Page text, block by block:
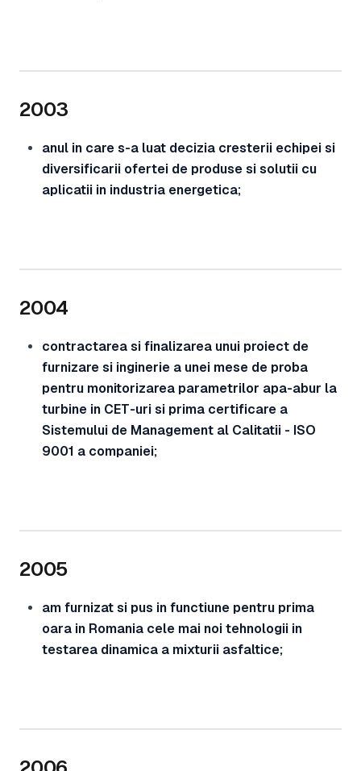
2003
anul in care s-a luat decizia cresterii echipei si
diversificarii ofertei de produse si solutii cu
aplicatii in industria energetica;
2004
contractarea si finalizarea unui proiect de
furnizare si inginerie a unei mese de proba
pentru monitorizarea parametrilor apa-abur la
turbine in CET-uri si prima certificare a
Sistemului de Management al Calitatii - ISO
9001 a companiei;
2005
am furnizat si pus in functiune pentru prima
oara in Romania cele mai noi tehnologii in
testarea dinamica a mixturii asfaltice;